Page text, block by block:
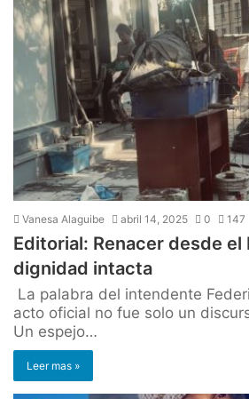
Vanesa Alaguibe abril 14, 2025 0 147
Editorial: Renacer desde el
dignidad intacta
La palabra del intendente
acto oficial no fue solo un
Un espejo…
Leer mas »